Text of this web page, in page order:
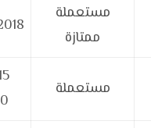
مستعملة
ممتازة
مستعملة